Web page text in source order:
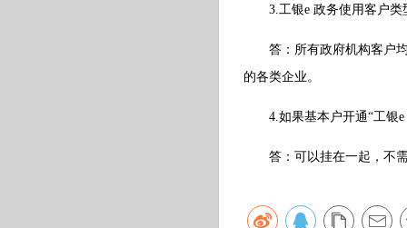
3.工银e 政务使用客户类
答：所有政府机构客户均
的各类企业。
4.如果基本户开通“工银e
答：可以挂在一起，不需